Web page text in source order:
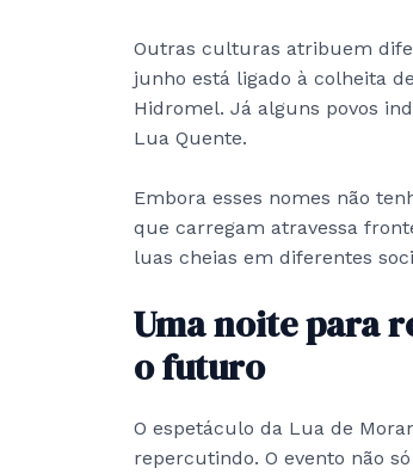
Outras culturas atribuem
junho está ligado à colheita
Hidromel. Já alguns povos
Lua Quente.
Embora esses nomes não
que carregam atravessa
luas cheias em diferentes
Uma noite para
o futuro
O espetáculo da Lua de
repercutindo. O evento não